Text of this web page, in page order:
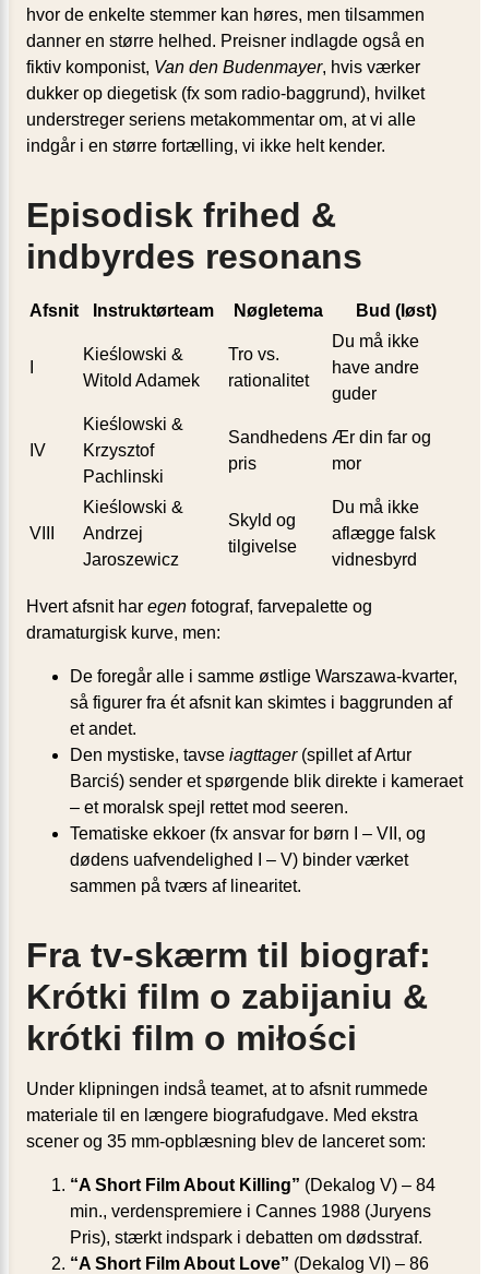
hvor de enkelte stemmer kan høres, men tilsammen
danner en større helhed. Preisner indlagde også en
fiktiv komponist, Van den Budenmayer, hvis værker
dukker op diegetisk (fx som radio-baggrund), hvilket
understreger seriens metakommentar om, at vi alle
indgår i en større fortælling, vi ikke helt kender.
Episodisk frihed &
indbyrdes resonans
Afsnit Instruktørteam Nøgletema Bud (løst)
Kieślowski &
Witold Adamek
Tro vs.
rationalitet
Du må ikke
have andre
guder
IV
Kieślowski &
Krzysztof
Pachlinski
Sandhedens
pris
Ær din far og
mor
VIII
Kieślowski &
Andrzej
Jaroszewicz
Skyld og
tilgivelse
Du må ikke
aflægge falsk
vidnesbyrd
Hvert afsnit har egen fotograf, farvepalette og
dramaturgisk kurve, men:
De foregår alle i samme østlige Warszawa-kvarter,
så figurer fra ét afsnit kan skimtes i baggrunden af
et andet.
Den mystiske, tavse iagttager(spillet af Artur
Barciś) sender et spørgende blik direkte i kameraet
– et moralsk spejl rettet mod seeren.
Tematiske ekkoer (fx ansvar for børn I – VII, og
dødens uafvendelighed I – V) binder værket
sammen på tværs af linearitet.
Fra tv-skærm til biograf:
Krótki film o zabijaniu &
krótki film o miłości
Under klipningen indså teamet, at to afsnit rummede
materiale til en længere biografudgave. Med ekstra
scener og 35 mm-opblæsning blev de lanceret som:
“A Short Film About Killing” (Dekalog V) – 84
min., verdenspremiere i Cannes 1988 (Juryens
Pris), stærkt indspark i debatten om dødsstraf.
“A Short Film About Love” (Dekalog VI) – 86